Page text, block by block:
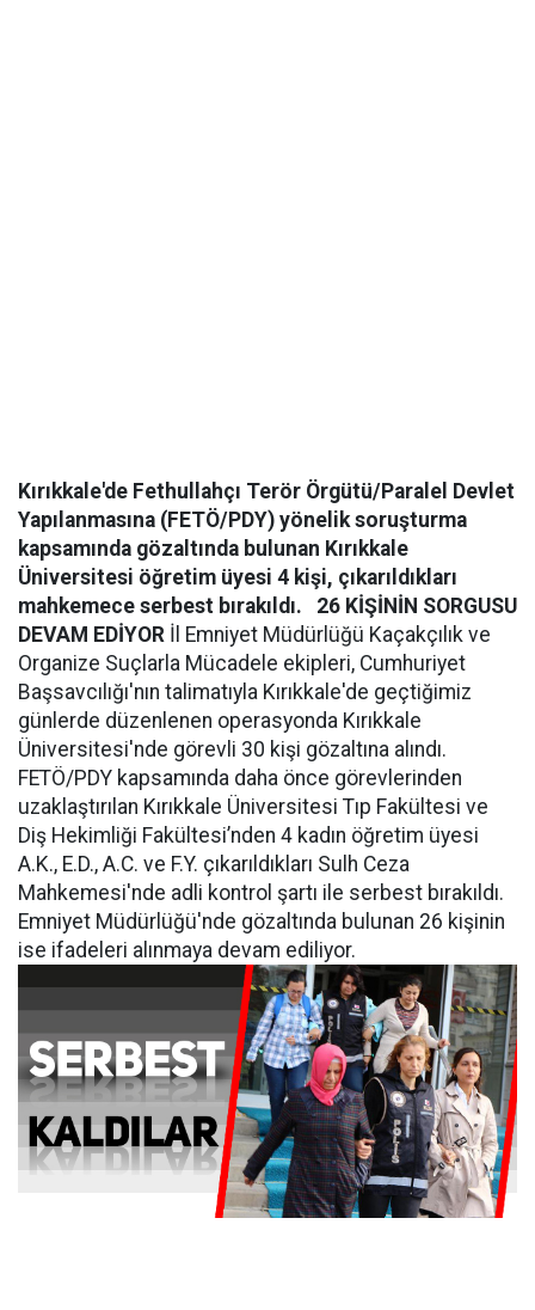
Kırıkkale'de Fethullahçı Terör Örgütü/Paralel Devlet
Yapılanmasına (FETÖ/PDY) yönelik soruşturma
kapsamında gözaltında bulunan Kırıkkale
Üniversitesi öğretim üyesi 4 kişi, çıkarıldıkları
mahkemece serbest bırakıldı.
26 KİŞİNİN SORGUSU
DEVAM EDİYOR İl Emniyet Müdürlüğü Kaçakçılık ve
Organize Suçlarla Mücadele ekipleri, Cumhuriyet
Başsavcılığı'nın talimatıyla Kırıkkale'de geçtiğimiz
günlerde düzenlenen operasyonda Kırıkkale
Üniversitesi'nde görevli 30 kişi gözaltına alındı.
FETÖ/PDY kapsamında daha önce görevlerinden
uzaklaştırılan Kırıkkale Üniversitesi Tıp Fakültesi ve
Diş Hekimliği Fakültesi’nden 4 kadın öğretim üyesi
A.K., E.D., A.C. ve F.Y. çıkarıldıkları Sulh Ceza
Mahkemesi'nde adli kontrol şartı ile serbest bırakıldı.
Emniyet Müdürlüğü'nde gözaltında bulunan 26 kişinin
ise ifadeleri alınmaya devam ediliyor.